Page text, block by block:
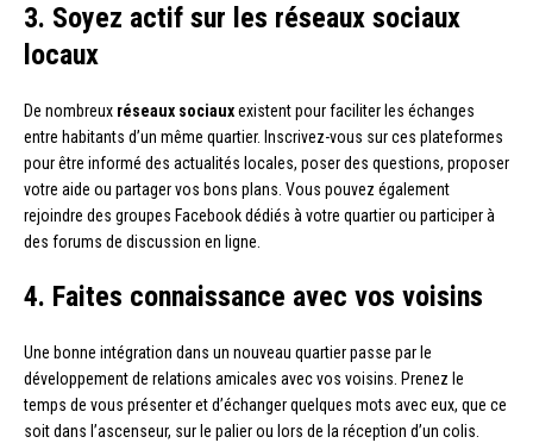
3. Soyez actif sur les réseaux sociaux
locaux
De nombreux réseaux sociauxexistent pour faciliter les échanges
entre habitants d’un même quartier. Inscrivez-vous sur ces plateformes
pour être informé des actualités locales, poser des questions, proposer
votre aide ou partager vos bons plans. Vous pouvez également
rejoindre des groupes Facebook dédiés à votre quartier ou participer à
des forums de discussion en ligne.
4. Faites connaissance avec vos voisins
Une bonne intégration dans un nouveau quartier passe par le
développement de relations amicales avec vos voisins. Prenez le
temps de vous présenter et d’échanger quelques mots avec eux, que ce
soit dans l’ascenseur, sur le palier ou lors de la réception d’un colis.